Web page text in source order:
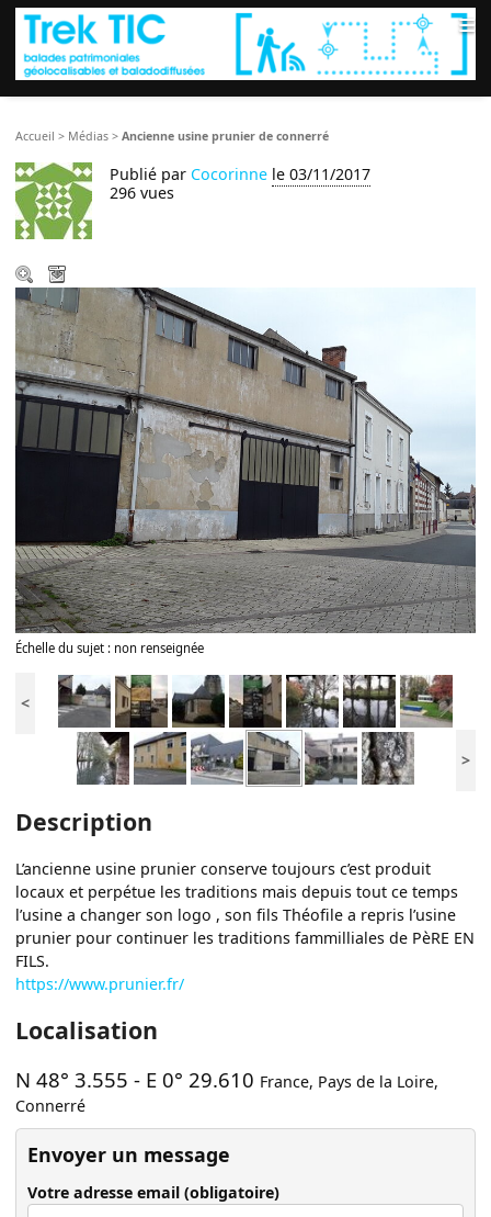
≡
Accueil > Médias >Ancienne usine prunier de connerré
Publié par Cocorinne le 03/11/2017
296 vues
Échelle du sujet : non renseignée
<
>
Description
L’ancienne usine prunier conserve toujours c’est produit
locaux et perpétue les traditions mais depuis tout ce temps
l’usine a changer son logo , son fils Théofile a repris l’usine
prunier pour continuer les traditions fammilliales de PèRE EN
FILS.
https://www.prunier.fr/
Localisation
N 48° 3.555 - E 0° 29.610 France, Pays de la Loire,
Connerré
Envoyer un message
Votre adresse email (obligatoire)